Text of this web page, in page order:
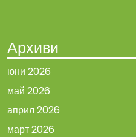
Архиви
юни 2026
май 2026
април 2026
март 2026